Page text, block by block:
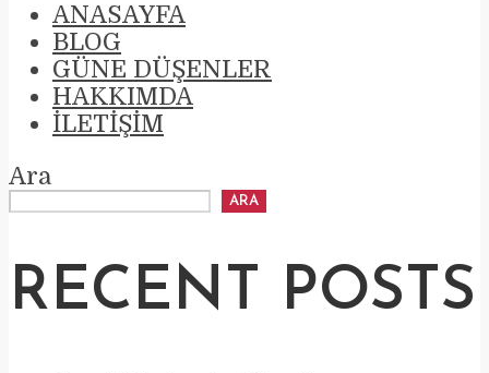
ANASAYFA
BLOG
GÜNE DÜŞENLER
HAKKIMDA
İLETIŞIM
Ara
ARA
RECENT POSTS